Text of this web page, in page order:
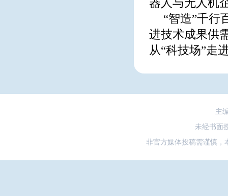
器人与无人机
“智造”千行
进技术成果供
从“科技场”走
主
未经书面
非官方媒体投稿需谨慎，